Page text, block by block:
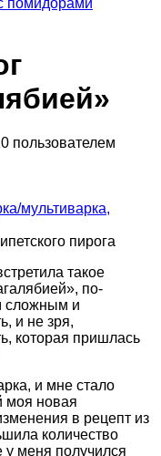
пользователем
мультиварка,
такое
по-
сложным и
и не зря,
которая пришлась
и мне стало
моя новая
в рецепт из
количество
у меня получился